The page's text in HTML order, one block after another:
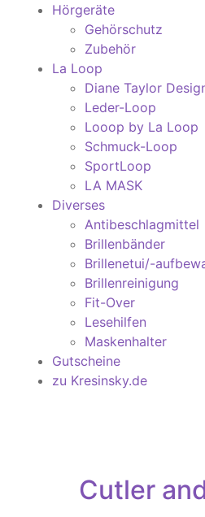
Hörgeräte
Gehörschutz
Zubehör
La Loop
Diane Taylor
Leder-Loop
Looop by La Loop
Schmuck-Loop
SportLoop
LA MASK
Diverses
Antibeschlagmittel
Brillenbänder
Brillenetui/-
Brillenreinigung
Fit-Over
Lesehilfen
Maskenhalter
Gutscheine
zu Kresinsky.de
Cutler